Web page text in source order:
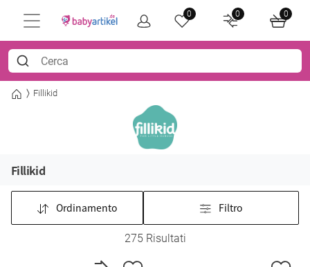
0 0 0
Fillikid
Fillikid
Ordinamento Filtro
275 Risultati